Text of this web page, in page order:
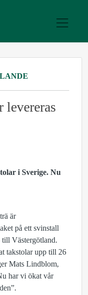
levereras
i Sverige. Nu
är
på ett svinstall
Västergötland.
takstolar upp till 26
Mats Lindblom,
har vi ökat vår